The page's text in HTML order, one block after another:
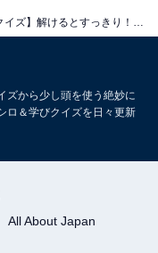
【ひらがなクイズ】解けるとすっきり！ 空欄に共通する2文字は？ ヒントは冷たい飲み物
ズから少し頭を使う絶妙に
ロ＆学びクイズを日々更新
All About Japan